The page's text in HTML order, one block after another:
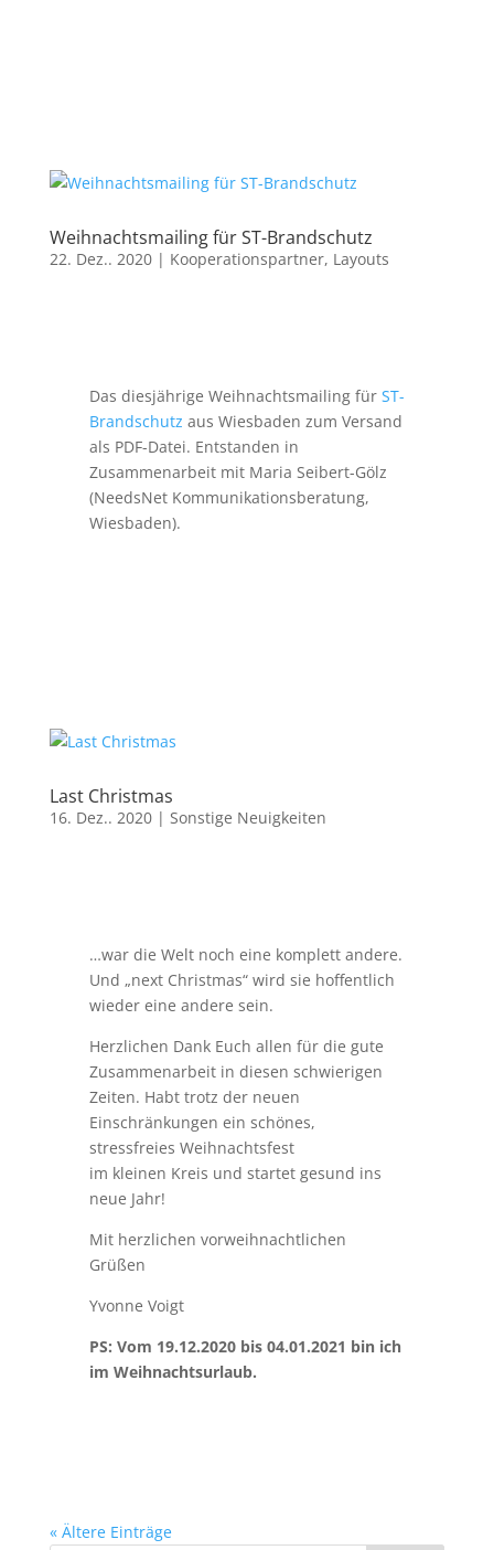
Weihnachtsmailing für ST-Brandschutz
22. Dez.. 2020| Kooperationspartner, Layouts
Das diesjährige Weihnachtsmailing für ST-
Brandschutz aus Wiesbaden zum Versand
als PDF-Datei. Entstanden in
Zusammenarbeit mit Maria Seibert-Gölz
(NeedsNet Kommunikationsberatung,
Wiesbaden).
Last Christmas
16. Dez.. 2020| Sonstige Neuigkeiten
…war die Welt noch eine komplett andere.
Und „next Christmas“ wird sie hoffentlich
wieder eine andere sein.
Herzlichen Dank Euch allen für die gute
Zusammenarbeit in diesen schwierigen
Zeiten. Habt trotz der neuen
Einschränkungen ein schönes,
stressfreies Weihnachtsfest
im kleinen Kreis und startet gesund ins
neue Jahr!
Mit herzlichen vorweihnachtlichen
Grüßen
Yvonne Voigt
PS: Vom 19.12.2020 bis 04.01.2021 bin ich
im Weihnachtsurlaub.
« Ältere Einträge